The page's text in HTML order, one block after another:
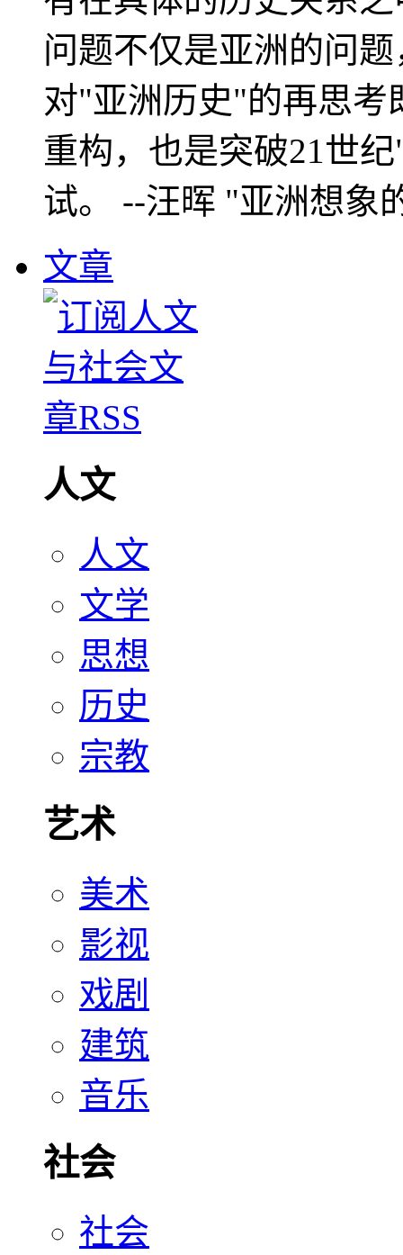
问题不仅是亚洲的问
对"亚洲历史"的再思考
重构，也是突破21世
试。 --汪晖 "亚洲想象
文章
人文
人文
文学
思想
历史
宗教
艺术
美术
影视
戏剧
建筑
音乐
社会
社会